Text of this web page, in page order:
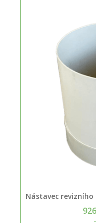
Nástavec